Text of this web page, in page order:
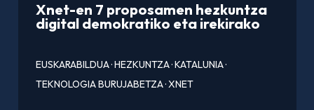
Xnet-en 7 proposamen hezkuntza
digital demokratiko eta irekirako
EUSKARABILDUA·HEZKUNTZA·KATALUNIA·
TEKNOLOGIA BURUJABETZA·XNET